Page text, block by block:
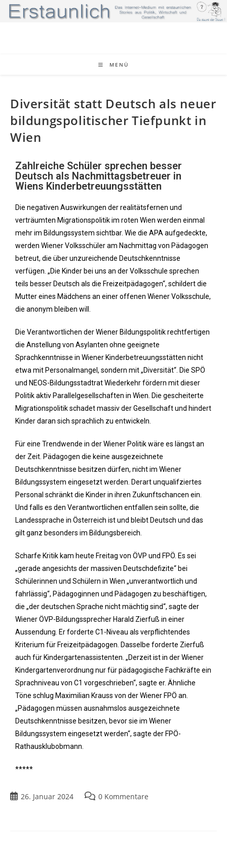
MENÜ
Diversität statt Deutsch als neuer
bildungspolitischer Tiefpunkt in
Wien
Zahlreiche Schüler sprechen besser
Deutsch als Nachmittagsbetreuer in
Wiens Kinderbetreuungsstätten
Die negativen Auswirkungen der realitätsfernen und
verträumten Migrationspolitik im roten Wien werden einmal
mehr im Bildungssystem sichtbar. Wie die APA aufgedeckte,
werden Wiener Volksschüler am Nachmittag von Pädagogen
betreut, die über unzureichende Deutschkenntnisse
verfügen. „Die Kinder bei uns an der Volksschule sprechen
teils besser Deutsch als die Freizeitpädagogen“, schildert die
Mutter eines Mädchens an einer offenen Wiener Volksschule,
die anonym bleiben will.
Die Verantwortlichen der Wiener Bildungspolitik rechtfertigen
die Anstellung von Asylanten ohne geeignete
Sprachkenntnisse in Wiener Kinderbetreuungsstätten nicht
etwa mit Personalmangel, sondern mit „Diversität“. Die SPÖ
und NEOS-Bildungsstadtrat Wiederkehr fördern mit dieser
Politik aktiv Parallelgesellschaften in Wien. Die gescheiterte
Migrationspolitik schadet massiv der Gesellschaft und hindert
Kinder daran sich sprachlich zu entwickeln.
Für eine Trendwende in der Wiener Politik wäre es längst an
der Zeit. Pädagogen die keine ausgezeichnete
Deutschkenntnisse besitzen dürfen, nicht im Wiener
Bildungssystem eingesetzt werden. Derart unqualifziertes
Personal schränkt die Kinder in ihren Zukunftschancen ein.
Und falls es den Verantwortlichen entfallen sein sollte, die
Landessprache in Österreich ist und bleibt Deutsch und das
gilt ganz besonders im Bildungsbereich.
Scharfe Kritik kam heute Freitag von ÖVP und FPÖ. Es sei
„gerade angesichts der massiven Deutschdefizite“ bei
Schülerinnen und Schülern in Wien „unverantwortlich und
fahrlässig“, Pädagoginnen und Pädagogen zu beschäftigen,
die „der deutschen Sprache nicht mächtig sind“, sagte der
Wiener ÖVP-Bildungssprecher Harald Zierfuß in einer
Aussendung. Er forderte C1-Niveau als verpflichtendes
Kriterium für Freizeitpädagogen. Dasselbe forderte Zierfuß
auch für Kindergartenassistenten. „Derzeit ist in der Wiener
Kindergartenverordnung nur für pädagogische Fachkräfte ein
Sprachniveau von C1 vorgeschrieben“, sagte er. Ähnliche
Töne schlug Maximilian Krauss von der Wiener FPÖ an.
„Pädagogen müssen ausnahmslos ausgezeichnete
Deutschkenntnisse besitzen, bevor sie im Wiener
Bildungssystem eingesetzt werden“, sagte der FPÖ-
Rathausklubobmann.
*****
26. Januar 2024 0 Kommentare